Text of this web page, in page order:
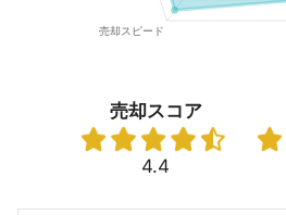
売却スコア
4.4